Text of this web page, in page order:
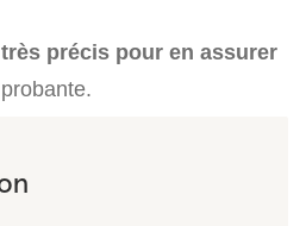
précis pour en assurer